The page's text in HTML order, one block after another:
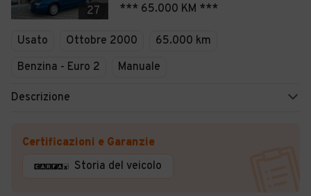
27
*** 65.000 KM ***
Usato Ottobre 2000
65.000 km
Benzina - Euro 2
Manuale
Descrizione
Certificazioni e Garanzie
Storia del veicolo